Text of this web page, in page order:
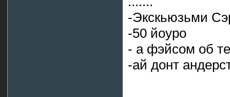
-Экскьюзьми
-50 йоуро
- а фэйсом об
-ай донт